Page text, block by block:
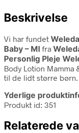
Beskrivelse
Vi har fundet
Baby – Ml fra
Personlig Pleje
Body Lotion
til de lidt større børn.
Yderlige
Produkt id: 351
Relaterede